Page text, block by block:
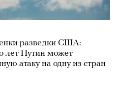
разведки США:
лет Путин может
атаку на одну из стран